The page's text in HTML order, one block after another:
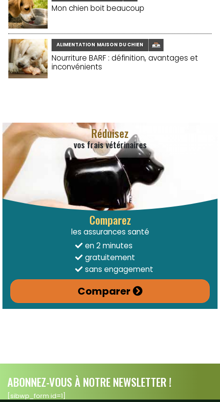
Mon chien boit beaucoup
ALIMENTATION MAISON DU CHIEN
Nourriture BARF : définition, avantages et
inconvénients
Réduisez
vos frais vétérinaires
Comparez
les assurances santé
en 2 minutes
gratuitement
sans engagement
Comparer
ABONNEZ-VOUS À NOTRE NEWSLETTER !
[sibwp_form id=1]